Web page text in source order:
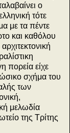
ο
τότε
με τα πέντε
και καθόλου
πορεία είχε
σχήμα του
των
μελωδία
της Τρίτης